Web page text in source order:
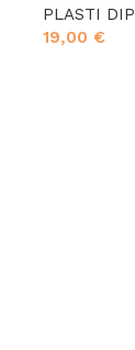
PLASTI DIP
19,00 €